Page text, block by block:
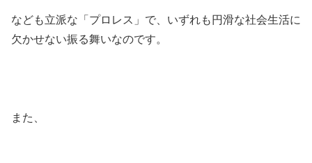
なども立派な「プロレス」で、いずれも円滑な社会生活に
欠かせない振る舞いなのです。
また、